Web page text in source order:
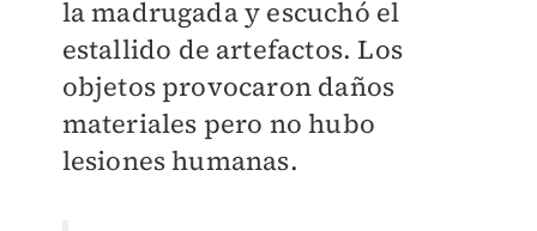
la madrugada y escuchó el
estallido de artefactos. Los
objetos provocaron daños
materiales pero no hubo
lesiones humanas.